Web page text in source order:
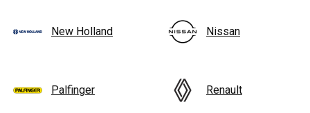
New Holland Nissan
Palfinger Renault